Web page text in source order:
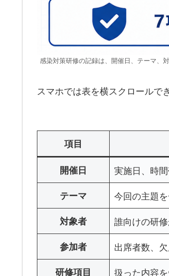
感染対策研修の記録は、開催日、テーマ、
スマホでは表を横スクロールで
項目
開催日 実施日、時
テーマ
今回の主題
対象者
誰向けの研
参加者
出席者数、
研修項目
扱った内容